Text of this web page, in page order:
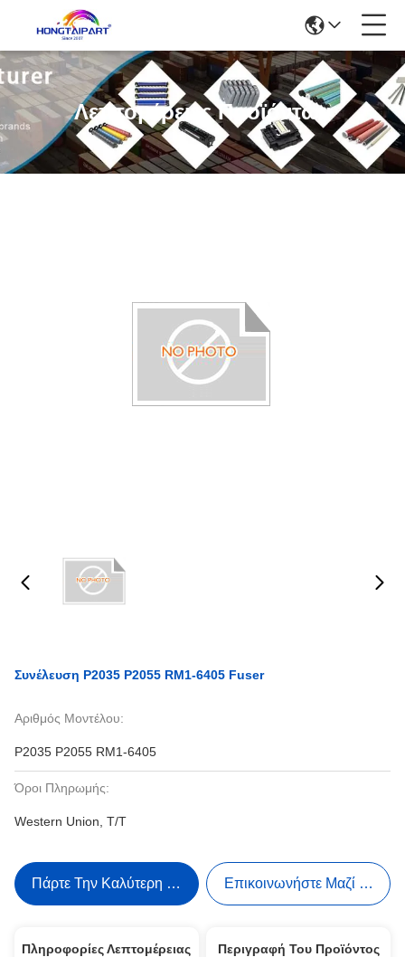
Λεπτομέρειες Προϊόντων
Συνέλευση P2035 P2055 RM1-6405 Fuser
Αριθμός Μοντέλου:
P2035 P2055 RM1-6405
Όροι Πληρωμής:
Western Union, T/T
Πάρτε Την Καλύτερη Τιμή Επικοινωνήστε Μαζί Μας
Πληροφορίες Λεπτομέρειας Περιγραφή Του Προϊόντος